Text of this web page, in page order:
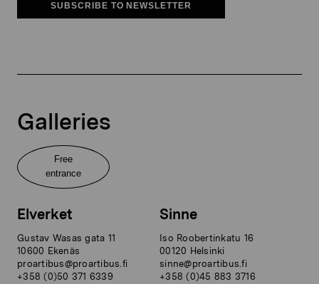
SUBSCRIBE TO NEWSLETTER
Galleries
Free
entrance
Elverket
Gustav Wasas gata 11
10600 Ekenäs
proartibus@proartibus.fi
+358 (0)50 371 6339
Sinne
Iso Roobertinkatu 16
00120 Helsinki
sinne@proartibus.fi
+358 (0)45 883 3716